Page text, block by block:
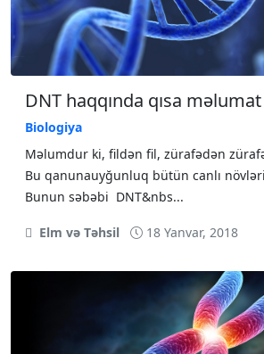
DNT haqqında qısa məlumat
Biologiya
Məlumdur ki, fildən fil, zürafədən
Bu qanunauyğunluq bütün canlı
Bunun səbəbi DNT&nbs...
Elm və Təhsil 18 Yanvar, 2018